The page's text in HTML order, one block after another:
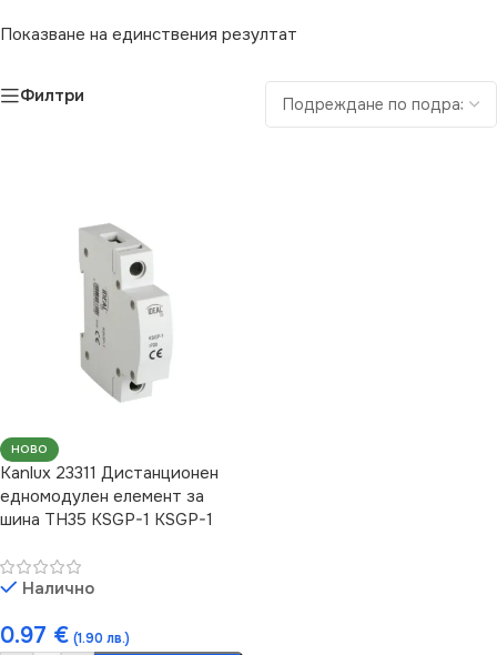
Показване на единствения резултат
Филтри
НОВО
Kanlux 23311 Дистанционен
едномодулен елемент за
шина TH35 KSGP-1 KSGP-1
Налично
0.97 € (1.90 лв.)